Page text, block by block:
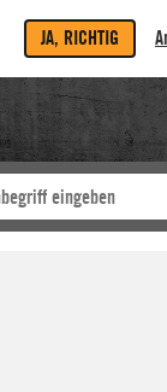
JA, RICHTIG